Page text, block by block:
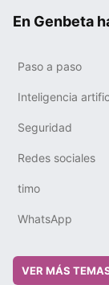
En Genbeta
Paso a paso
Inteligencia
Seguridad
Redes sociales
timo
WhatsApp
VER MÁS